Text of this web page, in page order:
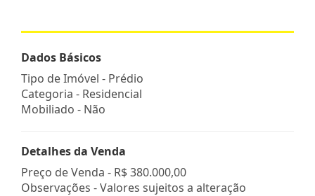
Dados Básicos
Tipo de Imóvel - Prédio
Categoria - Residencial
Mobiliado - Não
Detalhes da Venda
Preço de Venda - R$ 380.000,00
Observações - Valores sujeitos a alteração